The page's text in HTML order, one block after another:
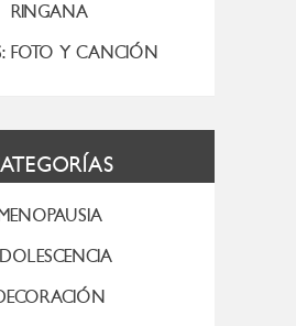
RINGANA
FOTO Y CANCIÓN